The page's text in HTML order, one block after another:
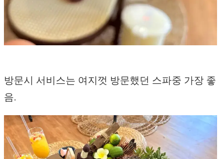
방문시 서비스는 여지껏 방문했던 스파중 가장 좋
음.